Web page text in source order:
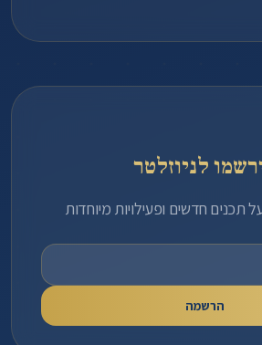
לניוזלטר
תכנים חדשים ופעילויות מיוחדות
הרשמה